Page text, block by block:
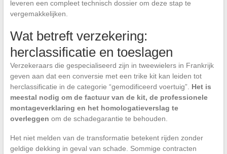
leveren een compleet technisch dossier om deze stap te
vergemakkelijken.
Wat betreft verzekering:
herclassificatie en toeslagen
Verzekeraars die gespecialiseerd zijn in tweewielers in Frankrijk
geven aan dat een conversie met een trike kit kan leiden tot
herclassificatie in de categorie “gemodificeerd voertuig”. Het is
meestal nodig om de factuur van de kit, de professionele
montageverklaring en het homologatieverslag te
overleggen om de schadegarantie te behouden.
Het niet melden van de transformatie betekent rijden zonder
geldige dekking in geval van schade. Sommige contracten